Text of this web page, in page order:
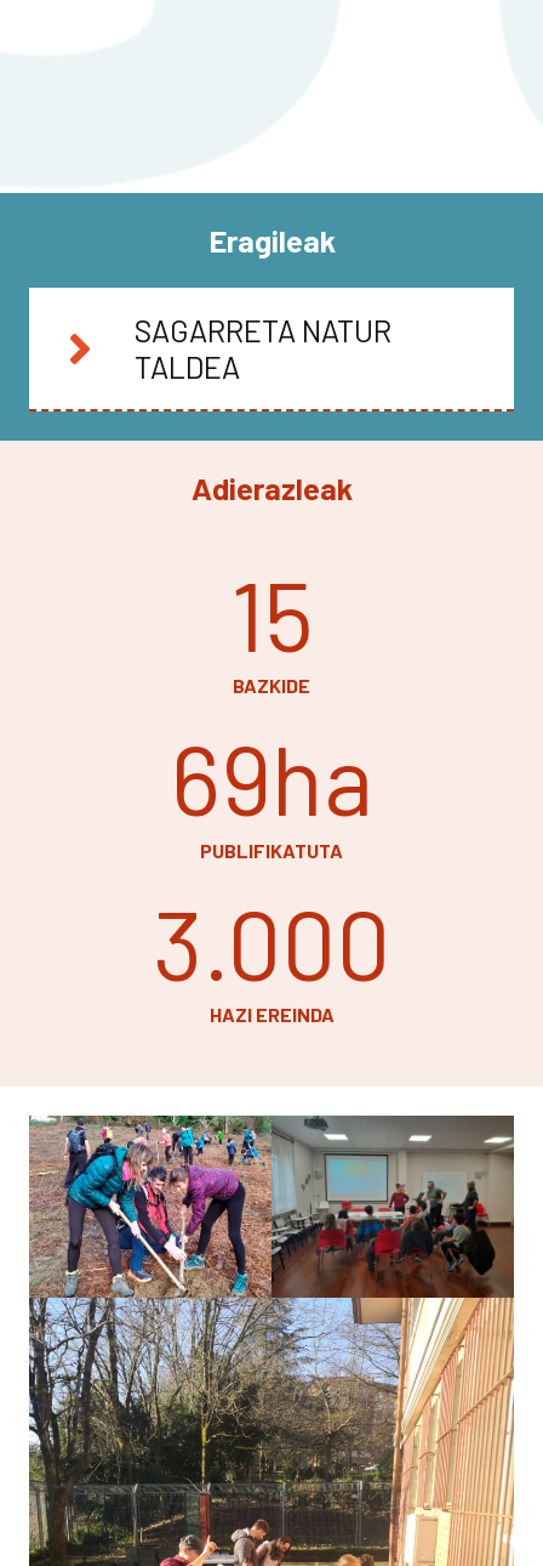
Eragileak
SAGARRETA NATUR
TALDEA
Adierazleak
15
BAZKIDE
69ha
PUBLIFIKATUTA
3.000
HAZI EREINDA